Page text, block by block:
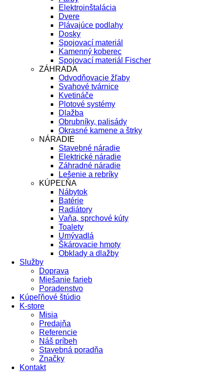
Elektroinštalácia
Dvere
Plávajúce podlahy
Dosky
Spojovací materiál
Kamenný koberec
Spojovací materiál Fischer
ZÁHRADA
Odvodňovacie žľaby
Svahové tvárnice
Kvetináče
Plotové systémy
Dlažba
Obrubníky, palisády
Okrasné kamene a štrky
NÁRADIE
Stavebné náradie
Elektrické náradie
Záhradné náradie
Lešenie a rebríky
KÚPEĽŇA
Nábytok
Batérie
Radiátory
Vaňa, sprchové kúty
Toalety
Umývadlá
Škárovacie hmoty
Obklady a dlažby
Služby
Doprava
Miešanie farieb
Poradenstvo
Kúpeľňové štúdio
K-store
Misia
Predajňa
Referencie
Náš príbeh
Stavebná poradňa
Značky
Kontakt